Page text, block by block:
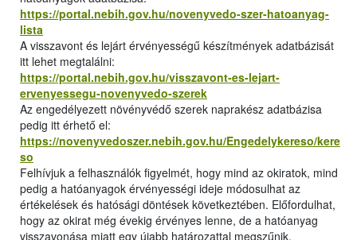
https://portal.nebih.gov.hu/novenyvedo-szer-hatoanyag-
lista
A visszavont és lejárt érvényességű készítmények adatbázisát
itt lehet megtalálni:
https://portal.nebih.gov.hu/visszavont-es-lejart-
ervenyessegu-novenyvedo-szerek
Az engedélyezett növényvédő szerek naprakész adatbázisa
pedig itt érhető el:
https://novenyvedoszer.nebih.gov.hu/Engedelykereso/kere
so
Felhívjuk a felhasználók figyelmét, hogy mind az okiratok, mind
pedig a hatóanyagok érvényességi ideje módosulhat az
értékelések és hatósági döntések következtében. Előfordulhat,
hogy az okirat még évekig érvényes lenne, de a hatóanyag
visszavonása miatt egy újabb határozattal megszűnik.